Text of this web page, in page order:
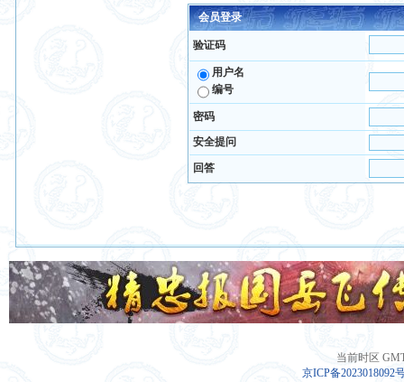
会员登录
验证码
用户名
编号
密码
安全提问
回答
当前时区
京ICP备2023018092